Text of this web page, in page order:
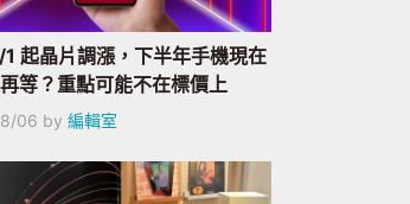
起晶片調漲，下半年手機現在
等？重點可能不在標價上
06 by 編輯室